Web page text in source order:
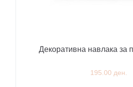
Декоративна навлака за
195.00 ден.